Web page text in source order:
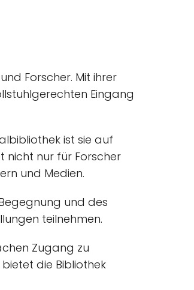
Forscher. Mit ihrer
Eingang
ist sie auf
nicht nur für Forscher
und Medien.
und des
teilnehmen.
Zugang zu
die Bibliothek